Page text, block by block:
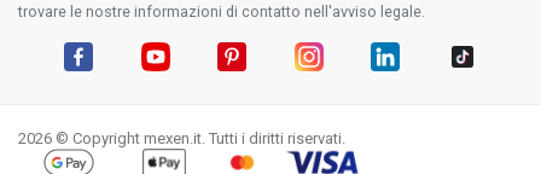
trovare le nostre informazioni di contatto nell'avviso legale.
2026 © Copyright mexen.it. Tutti i diritti riservati.